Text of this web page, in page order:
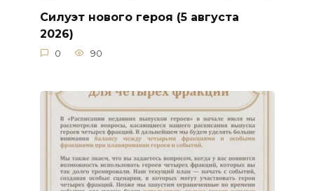
Силуэт нового героя (5 августа
2026)
0 90